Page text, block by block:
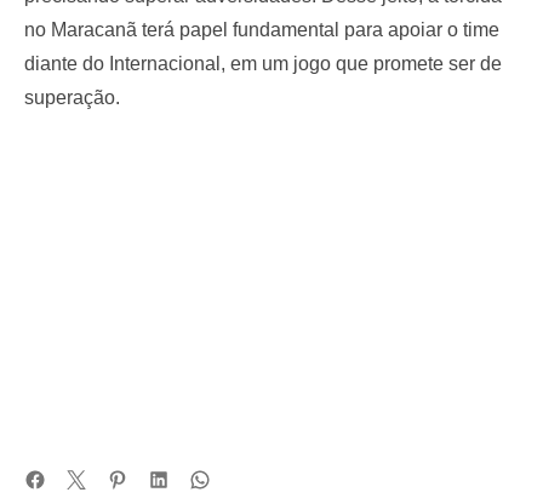
no Maracanã terá papel fundamental para apoiar o time
diante do Internacional, em um jogo que promete ser de
superação.